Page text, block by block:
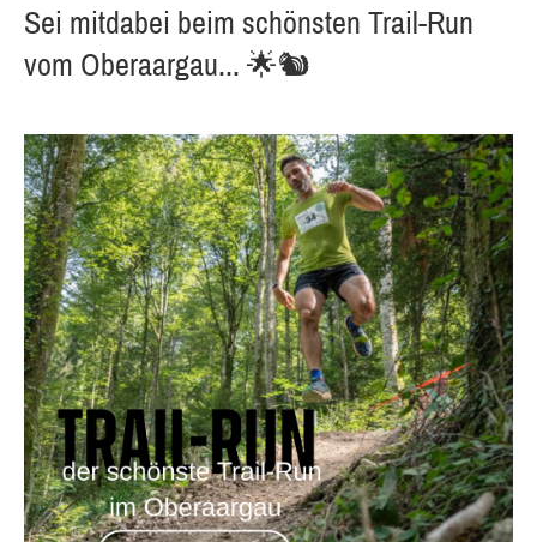
Sei mitdabei beim schönsten Trail-Run
vom Oberaargau... 🌟🐿